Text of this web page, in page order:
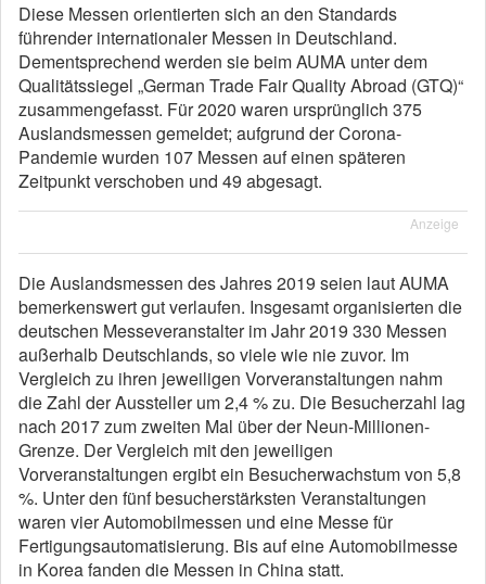
Diese Messen orientierten sich an den Standards
führender internationaler Messen in Deutschland.
Dementsprechend werden sie beim AUMA unter dem
Qualitätssiegel „German Trade Fair Quality Abroad (GTQ)“
zusammengefasst. Für 2020 waren ursprünglich 375
Auslandsmessen gemeldet; aufgrund der Corona-
Pandemie wurden 107 Messen auf einen späteren
Zeitpunkt verschoben und 49 abgesagt.
Anzeige
Die Auslandsmessen des Jahres 2019 seien laut AUMA
bemerkenswert gut verlaufen. Insgesamt organisierten die
deutschen Messeveranstalter im Jahr 2019 330 Messen
außerhalb Deutschlands, so viele wie nie zuvor. Im
Vergleich zu ihren jeweiligen Vorveranstaltungen nahm
die Zahl der Aussteller um 2,4 % zu. Die Besucherzahl lag
nach 2017 zum zweiten Mal über der Neun-Millionen-
Grenze. Der Vergleich mit den jeweiligen
Vorveranstaltungen ergibt ein Besucherwachstum von 5,8
%. Unter den fünf besucherstärksten Veranstaltungen
waren vier Automobilmessen und eine Messe für
Fertigungsautomatisierung. Bis auf eine Automobilmesse
in Korea fanden die Messen in China statt.